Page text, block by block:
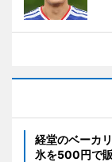
経堂のベーカ
氷を500円で